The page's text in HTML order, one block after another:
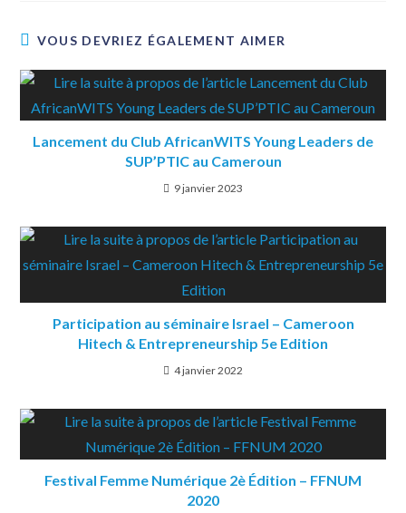
VOUS DEVRIEZ ÉGALEMENT AIMER
Lancement du Club AfricanWITS Young Leaders de
SUP’PTIC au Cameroun
9 janvier 2023
Participation au séminaire Israel – Cameroon
Hitech & Entrepreneurship 5e Edition
4 janvier 2022
Festival Femme Numérique 2è Édition – FFNUM
2020